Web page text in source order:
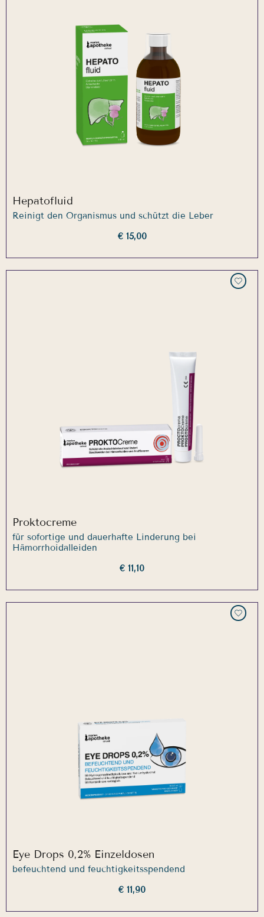
Hepatofluid
Reinigt den Organismus und schützt die Leber
€ 15,00
Proktocreme
für sofortige und dauerhafte Linderung bei
Hämorrhoidalleiden
€ 11,10
Eye Drops 0,2% Einzeldosen
befeuchtend und feuchtigkeitsspendend
€ 11,90